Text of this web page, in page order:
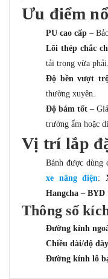
Ưu điểm
PU cao cấp –
Lõi thép chắc
tải trọng vừa phải.
Độ bền vượt
thường xuyên.
Độ bám tốt –
trường ẩm hoặc
Vị trí lắp
Bánh được dùng
xe nâng điện:
Hangcha – BYD
Thông số
Đường kính
Chiều dài/độ
Đường kính lỗ